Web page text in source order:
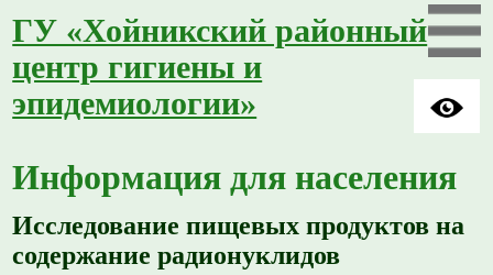
ГУ «Хойникский районный
центр гигиены и
эпидемиологии»
Информация для населения
Исследование пищевых продуктов на
содержание радионуклидов